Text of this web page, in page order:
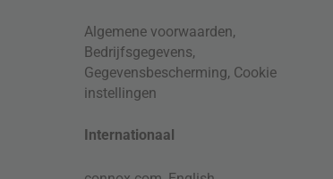
Algemene voorwaarden,
Bedrijfsgegevens,
Gegevensbescherming, Cookie
instellingen
Internationaal